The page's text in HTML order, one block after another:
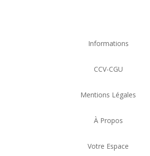
Informations
CCV-CGU
Mentions Légales
À Propos
Votre Espace